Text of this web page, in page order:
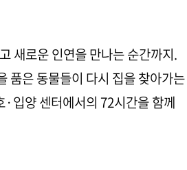
새로운 인연을 만나는 순간까지.
품은 동물들이 다시 집을 찾아가는
입양 센터에서의 72시간을 함께